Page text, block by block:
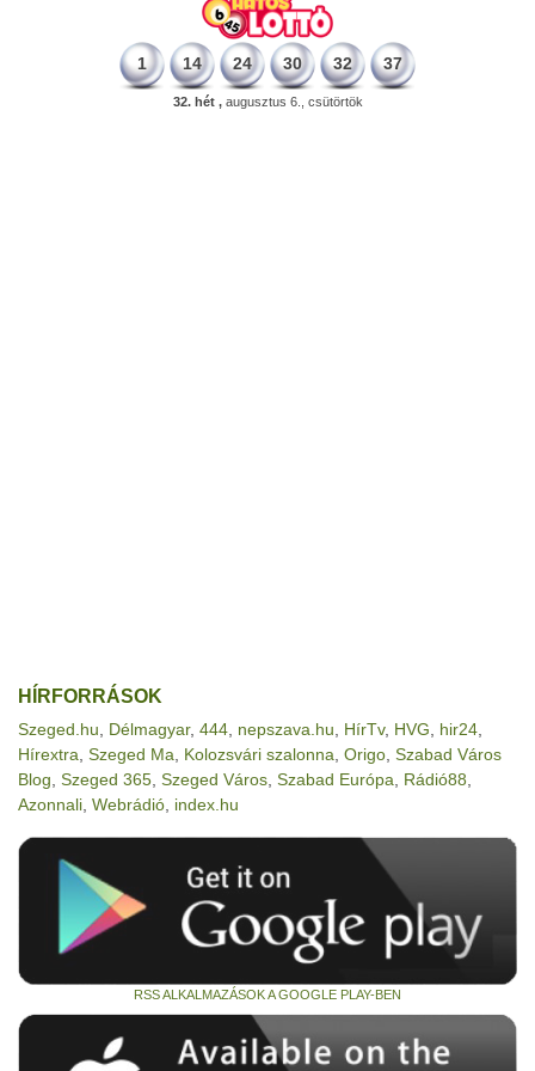
1 14 24 30 32 37
32. hét ,augusztus 6., csütörtök
HÍRFORRÁSOK
Szeged.hu Délmagyar, 444 nepszava.hu HírTv, HVG hir24
Hírextra Szeged Ma Kolozsvári szalonna Origo Szabad Város
Blog Szeged 365 Szeged Város Szabad Európa Rádió88
Azonnali Webrádió index.hu
RSS ALKALMAZÁSOK A GOOGLE PLAY-BEN